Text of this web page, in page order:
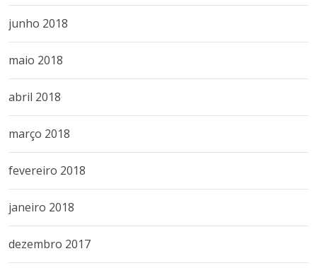
junho 2018
maio 2018
abril 2018
março 2018
fevereiro 2018
janeiro 2018
dezembro 2017